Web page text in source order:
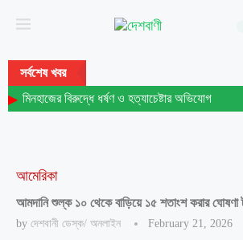
সর্বশেষ খবর
মিনহাজের বিরুদ্ধে ধর্ষণ ও হত্যাচেষ্টার অভিযোগ
আমেরিকা
আমদানি শুল্ক ১০ থেকে বাড়িয়ে ১৫ শতাংশ করার ঘোষণা
by দেশবানী ডেস্ক/ অনলাইন February 21, 2026